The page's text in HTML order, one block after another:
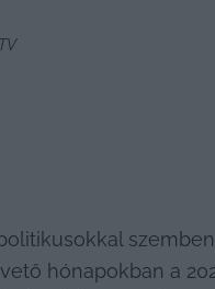
hónapokban a